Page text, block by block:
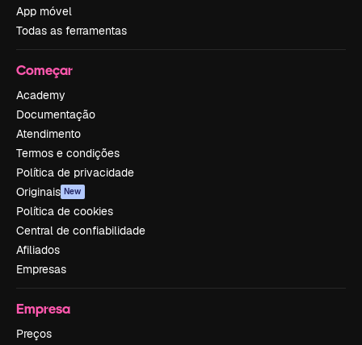
App móvel
Todas as ferramentas
Começar
Academy
Documentação
Atendimento
Termos e condições
Política de privacidade
Originais New
Política de cookies
Central de confiabilidade
Afiliados
Empresas
Empresa
Preços